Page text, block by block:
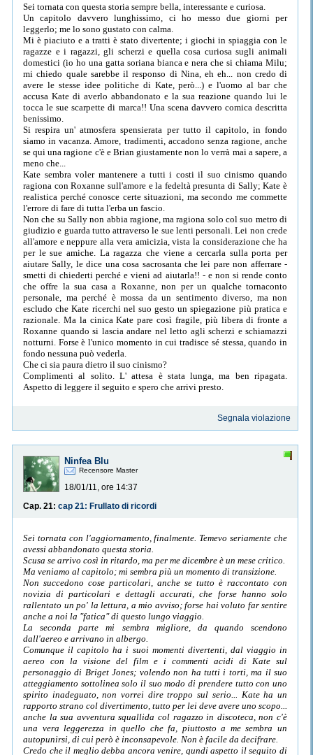
Sei tornata con questa storia sempre bella, interessante e curiosa.
Un capitolo davvero lunghissimo, ci ho messo due giorni per
leggerlo; me lo sono gustato con calma.
Mi è piaciuto e a tratti è stato divertente; i giochi in spiaggia con le
ragazze e i ragazzi, gli scherzi e quella cosa curiosa sugli animali
domestici (io ho una gatta soriana bianca e nera che si chiama Milu;
mi chiedo quale sarebbe il responso di Nina, eh eh... non credo di
avere le stesse idee politiche di Kate, però...) e l'uomo al bar che
accusa Kate di averlo abbandonato e la sua reazione quando lui le
tocca le sue scarpette di marca!! Una scena davvero comica descritta
benissimo.
Si respira un' atmosfera spensierata per tutto il capitolo, in fondo
siamo in vacanza. Amore, tradimenti, accadono senza ragione, anche
se qui una ragione c'è e Brian giustamente non lo verrà mai a sapere, a
meno che...
Kate sembra voler mantenere a tutti i costi il suo cinismo quando
ragiona con Roxanne sull'amore e la fedeltà presunta di Sally; Kate è
realistica perché conosce certe situazioni, ma secondo me commette
l'errore di fare di tutta l'erba un fascio.
Non che su Sally non abbia ragione, ma ragiona solo col suo metro di
giudizio e guarda tutto attraverso le sue lenti personali. Lei non crede
all'amore e neppure alla vera amicizia, vista la considerazione che ha
per le sue amiche. La ragazza che viene a cercarla sulla porta per
aiutare Sally, le dice una cosa sacrosanta che lei pare non afferrare -
smetti di chiederti perché e vieni ad aiutarla!! - e non si rende conto
che offre la sua casa a Roxanne, non per un qualche tornaconto
personale, ma perché è mossa da un sentimento diverso, ma non
escludo che Kate ricerchi nel suo gesto un spiegazione più pratica e
razionale. Ma la cinica Kate pare così fragile, più libera di fronte a
Roxanne quando si lascia andare nel letto agli scherzi e schiamazzi
notturni. Forse è l'unico momento in cui tradisce sé stessa, quando in
fondo nessuna può vederla.
Che ci sia paura dietro il suo cinismo?
Complimenti al solito. L' attesa è stata lunga, ma ben ripagata.
Aspetto di leggere il seguito e spero che arrivi presto.
Segnala violazione
Ninfea Blu
Recensore Master
18/01/11, ore 14:37
Cap. 21: cap 21: Frullato di ricordi
Sei tornata con l'aggiornamento, finalmente. Temevo seriamente che
avessi abbandonato questa storia.
Scusa se arrivo così in ritardo, ma per me dicembre è un mese critico.
Ma veniamo al capitolo; mi sembra più un momento di transizione.
Non succedono cose particolari, anche se tutto è raccontato con
novizia di particolari e dettagli accurati, che forse hanno solo
rallentato un po' la lettura, a mio avviso; forse hai voluto far sentire
anche a noi la "fatica" di questo lungo viaggio.
La seconda parte mi sembra migliore, da quando scendono
dall'aereo e arrivano in albergo.
Comunque il capitolo ha i suoi momenti divertenti, dal viaggio in
aereo con la visione del film e i commenti acidi di Kate sul
personaggio di Briget Jones; volendo non ha tutti i torti, ma il suo
atteggiamento sottolinea solo il suo modo di prendere tutto con uno
spirito inadeguato, non vorrei dire troppo sul serio... Kate ha un
rapporto strano col divertimento, tutto per lei deve avere uno scopo...
anche la sua avventura squallida col ragazzo in discoteca, non c'è
una vera leggerezza in quello che fa, piuttosto a me sembra un
autopunirsi, di cui però è inconsapevole. Non è facile da decifrare.
Credo che il meglio debba ancora venire, qundi aspetto il seguito di